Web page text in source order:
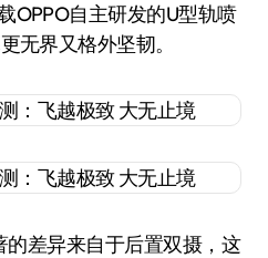
OPPO自主研发的U型轨喷
无界又格外坚韧。
差异来自于后置双摄，这